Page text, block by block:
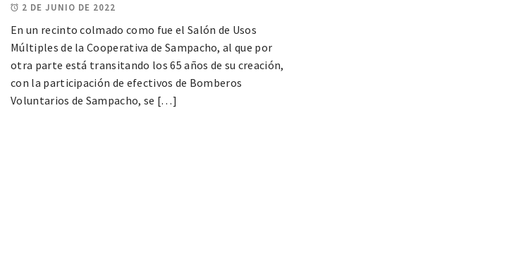
2 DE JUNIO DE 2022
En un recinto colmado como fue el Salón de Usos
Múltiples de la Cooperativa de Sampacho, al que por
otra parte está transitando los 65 años de su creación,
con la participación de efectivos de Bomberos
Voluntarios de Sampacho, se […]